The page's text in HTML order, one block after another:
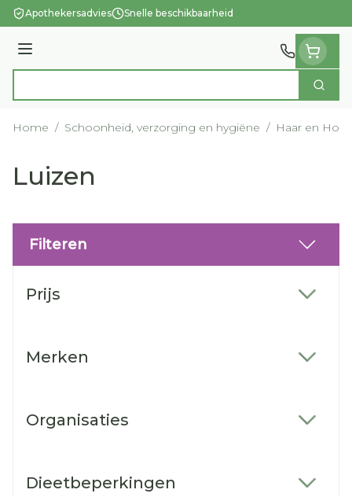
Ga naar de inhoud
Apothekersadvies Snelle beschikbaarheid
Menu
Zoek
Home / Schoonheid, verzorging en hygiëne / Haar en
Luizen
Filteren
Prijs
Merken
Organisaties
Dieetbeperkingen